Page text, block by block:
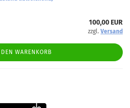
100,00 EUR
zzgl. Versand
DEN WARENKORB